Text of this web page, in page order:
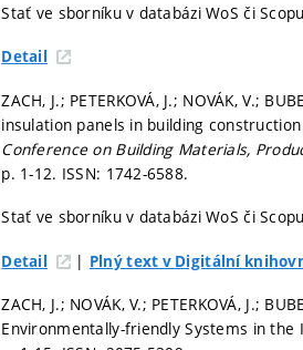
Stať ve sborníku v databázi WoS či
Detail
ZACH, J.; PETERKOVÁ, J.; NOVÁK, V.;
insulation panels in building
Conference on Building Materials,
p. 1-12. ISSN: 1742-6588.
Stať ve sborníku v databázi WoS či
Detail | Plný text v Digitální
ZACH, J.; NOVÁK, V.; PETERKOVÁ, J.;
Environmentally-friendly Systems in